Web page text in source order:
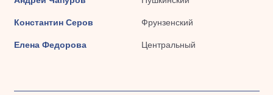
Константин Серов Фрунзенский
Елена Федорова Центральный